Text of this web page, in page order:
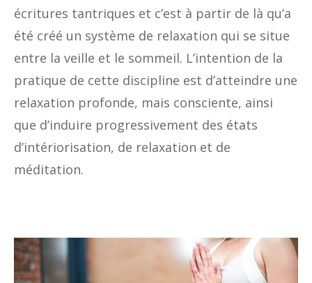
écritures tantriques et c’est à partir de là qu’a
été créé un système de relaxation qui se situe
entre la veille et le sommeil. L’intention de la
pratique de cette discipline est d’atteindre une
relaxation profonde, mais consciente, ainsi
que d’induire progressivement des états
d’intériorisation, de relaxation et de
méditation.